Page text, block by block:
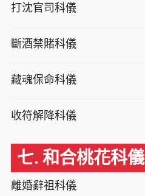
打沈官司科儀
斷酒禁賭科儀
藏魂保命科儀
收符解降科儀
七. 和合桃花科儀
離婚辭祖科儀